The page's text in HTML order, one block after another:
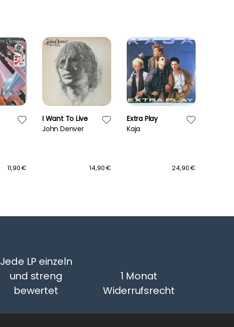
11,90 €
I Want To Live
John Denver
14,90 €
Extra Play
Kaja
24,90 €
Jede LP einzeln
und streng
bewertet
1 Monat
Widerrufsrecht